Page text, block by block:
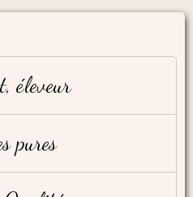
éleveur
pures